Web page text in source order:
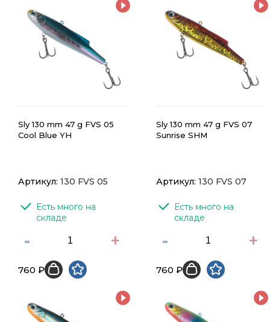
Sly 130 mm 47 g FVS 05
Cool Blue YH
Артикул: 130 FVS 05
Есть много на
складе
- +
760 ₽
Sly 130 mm 47 g FVS 07
Sunrise SHM
Артикул: 130 FVS 07
Есть много на
складе
- +
760 ₽